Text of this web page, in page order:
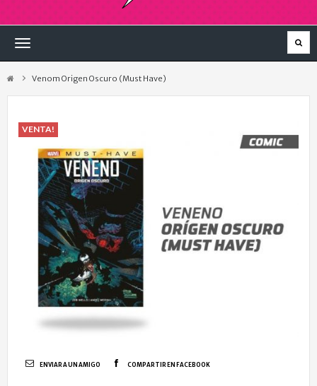
Navegación
Venom Origen Oscuro (Must Have)
VENTA!
ENVIAR A UN AMIGO COMPARTIR EN FACEBOOK